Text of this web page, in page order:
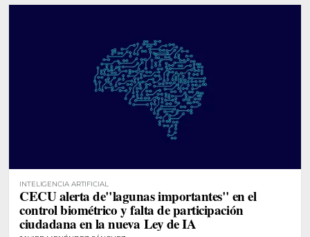
INTELIGENCIA ARTIFICIAL
CECU alerta de"lagunas importantes" en el
control biométrico y falta de participación
ciudadana en la nueva Ley de IA